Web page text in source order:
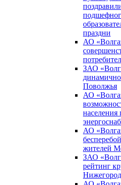
праздни
АО
ЗАО
Поволжья
АО
населения
АО
жителей
ЗАО
рейтинг